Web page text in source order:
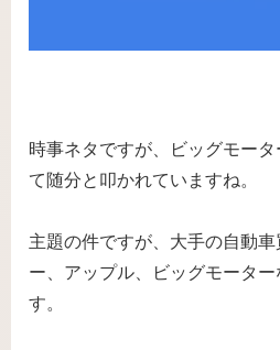
時事ネタですが、ビッグモー
て随分と叩かれていますね。
主題の件ですが、大手の自動
ー、アップル、ビッグモータ
す。